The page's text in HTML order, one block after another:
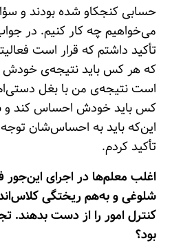
حسابی کنجکاو شده بودند و
می‌خواهیم چه کار کنیم. در
تأکید داشتم که قرار است
که هر کس باید نتیجه‌ی خودش
است نتیجه‌ی من با بغل
کس باید خودش احساس کند و
این‌که باید به احساس‌شان
تأکید کردم.
اغلب معلم‌ها در اجرای این‌‌جور
شلوغی و به‌هم ریختگی
کنترل امور را از دست بدهند.
بود؟